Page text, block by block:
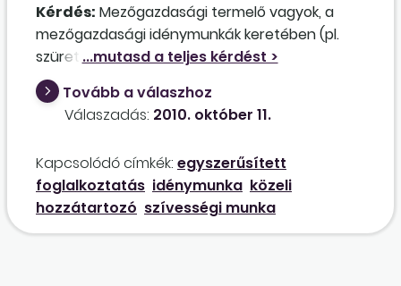
Kérdés: Mezőgazdasági termelő vagyok, a
mezőgazdasági idénymunkák keretében (pl.
szüret) főállásban más munkáltatónál
foglalkoztatott családtagjaim (nagykorú
gyermekem, feleségem) segítségét igénybe
vehetem-e? Családtagom ez időre a
hétvégén látná el ezt a feladatot. Kérem,
szíveskedjenek tájékoztatni, hogy ez esetben a
családtagra vonatkozik-e az egyszerűsített
foglalkoztatásról szóló törvény hatálya, ha
Tovább a válaszhoz
Válaszadás: 2010. október 11.
Kapcsolódó címkék: egyszerűsített
foglalkoztatás idénymunka közeli
hozzátartozó szívességi munka